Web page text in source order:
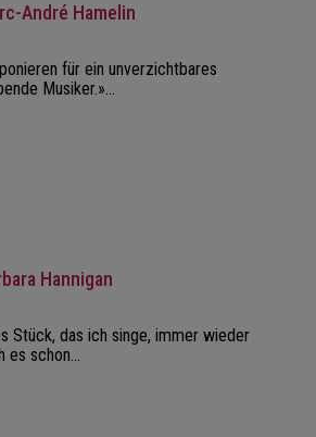
André Hamelin
für ein unverzichtbares
Musiker.»…
Hannigan
Stück, das ich singe, immer wieder
es schon…